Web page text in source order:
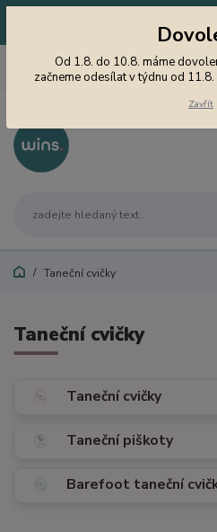
začneme odesílat v týdnu od
605 747 185
Jsme tu pro Vás od 9 do 15
hodin
Taneční cvičky
Taneční cvičky
Taneční cvičky
Taneční piškoty
Barefoot taneční
Od 1.8. do 10.8. máme
začneme odesílat v týdnu od
Zavřít